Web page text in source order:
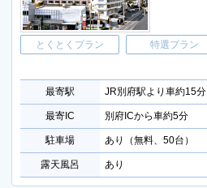
とくとくプラン 特選プラン
最寄駅 JR別府駅より車約15分
最寄IC 別府ICから車約5分
駐車場 あり（無料、50台）
露天風呂 あり